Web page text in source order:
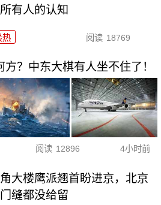
有人的认知
热 阅读 18769
？中东大棋有人坐不住了！
阅读 12896 4小时前
大楼鹰派翘首盼进京，北京
缝都没给留